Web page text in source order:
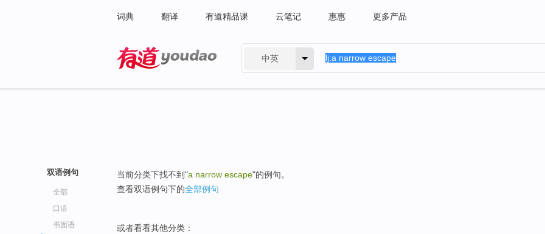
词典 翻译 有道精品课 云笔记 惠惠 更多产品
中英
双语例句
全部
口语
书面语
当前分类下找不到"a narrow escape"的例句。
查看双语例句下的全部例句
或者看看其他分类：